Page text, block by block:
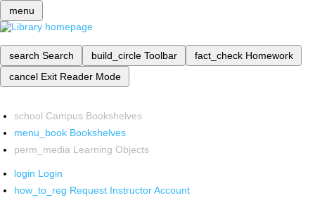
menu
search Search build_circle Toolbar fact_check Homework
cancel Exit Reader Mode
school Campus Bookshelves
menu_book Bookshelves
perm_media Learning Objects
login Login
how_to_reg Request Instructor Account